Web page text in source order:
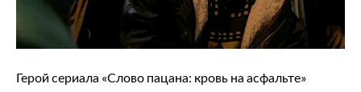
Герой сериала «Слово пацана: кровь на асфальте»